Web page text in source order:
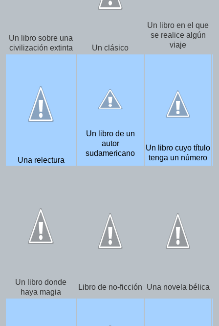
Un libro sobre una
civilización extinta
Un clásico
Un libro en el que
se realice algún
viaje
Una relectura
Un libro de un
autor
sudamericano
Un libro cuyo título
tenga un número
Un libro donde
haya magia
Libro de no-ficción Una novela bélica